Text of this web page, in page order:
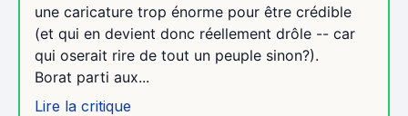
une caricature trop énorme pour être crédible
(et qui en devient donc réellement drôle -- car
qui oserait rire de tout un peuple sinon?).
Borat parti aux...
Lire la critique